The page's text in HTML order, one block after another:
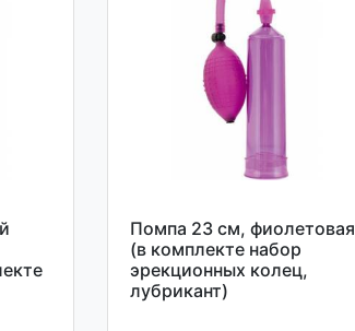
Помпа 23 см, фиолетовая
(в комплекте набор
эрекционных колец,
лубрикант)